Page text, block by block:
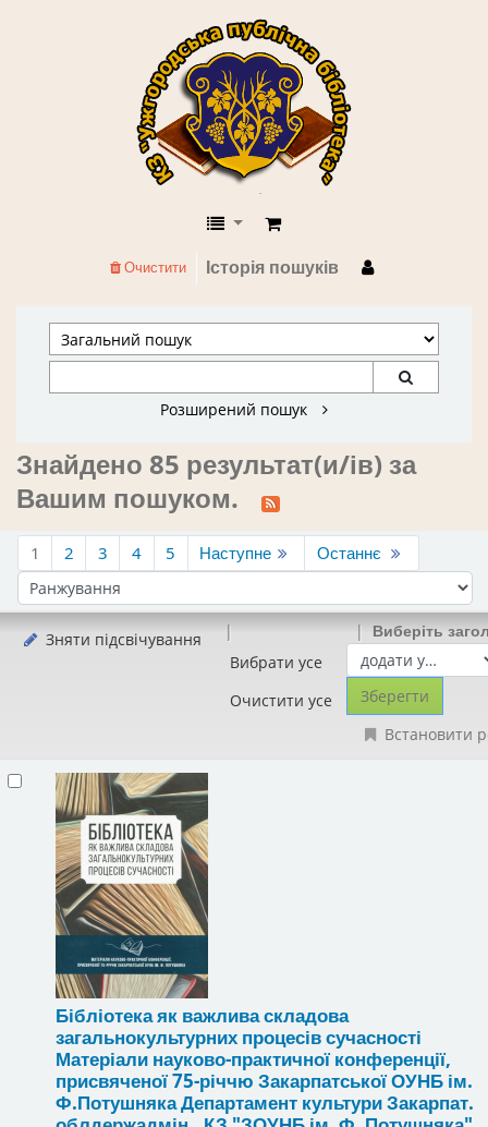
КЗ "Ужгородська публічна
Історія пошуків
Очистити
Розширений пошук
Знайдено 85 результат(и/ів) за
Вашим пошуком.
1 2 3 4 5 Наступне Останнє
Сортувати за:
Зняти підсвічування
Вибрати усе
Очистити усе
Виберіть
Встановити
Бібліотека як важлива складова
загальнокультурних процесів сучасності
Матеріали науково-практичної конференції,
присвяченої 75-річчю Закарпатської ОУНБ ім.
Ф.ПотушнякаДепартамент культури Закарпат.